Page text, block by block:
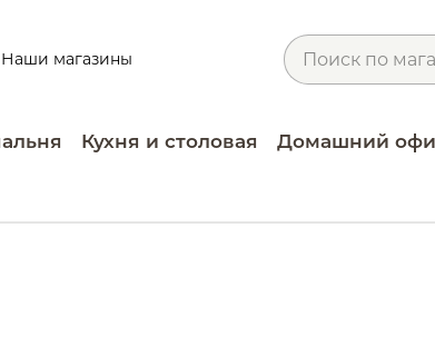
Наши магазины
Кухня и столовая Домашний